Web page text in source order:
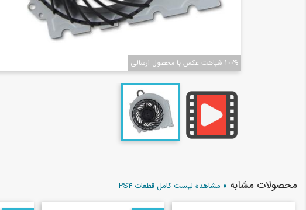
100% شباهت عکس با محصول ارسالی
محصولات مشابه » مشاهده لیست کامل قطعات PS4